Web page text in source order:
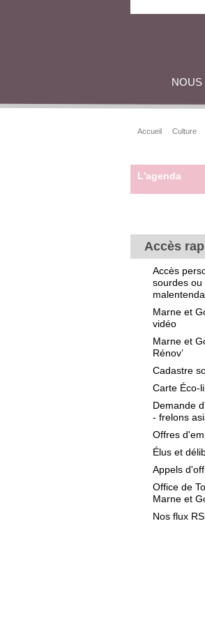
NOUS
Accueil Culture
L'agenda
Accès
Accès
sourdes ou
Marne et
vidéo
Marne et
Rénov’
Cadastre
Carte Éco-
Demande
- frelons
Offres
Élus et
Appels
Office de
Marne et
Nos flux